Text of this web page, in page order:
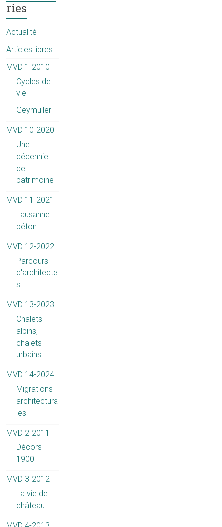
ries
Actualité
Articles libres
MVD 1-2010
Cycles de
vie
Geymüller
MVD 10-2020
Une
décennie
de
patrimoine
MVD 11-2021
Lausanne
béton
MVD 12-2022
Parcours
d'architecte
s
MVD 13-2023
Chalets
alpins,
chalets
urbains
MVD 14-2024
Migrations
architectura
les
MVD 2-2011
Décors
1900
MVD 3-2012
La vie de
château